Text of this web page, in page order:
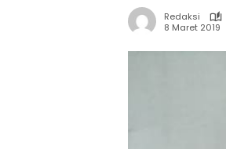
Redaksi
8 Maret 2019